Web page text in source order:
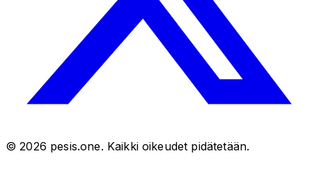
©2026 pesis.one. Kaikki oikeudet pidätetään.